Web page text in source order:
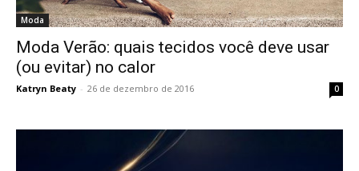
Moda
Moda Verão: quais tecidos você deve usar
(ou evitar) no calor
Katryn Beaty - 26 de dezembro de 2016 0